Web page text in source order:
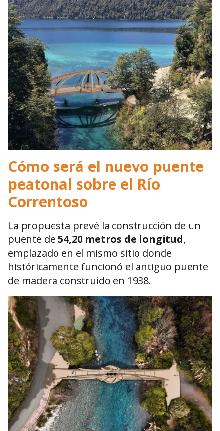
Cómo será el nuevo puente
peatonal sobre el Río
Correntoso
La propuesta prevé la construcción de un
puente de 54,20 metros de longitud,
emplazado en el mismo sitio donde
históricamente funcionó el antiguo puente
de madera construido en 1938.